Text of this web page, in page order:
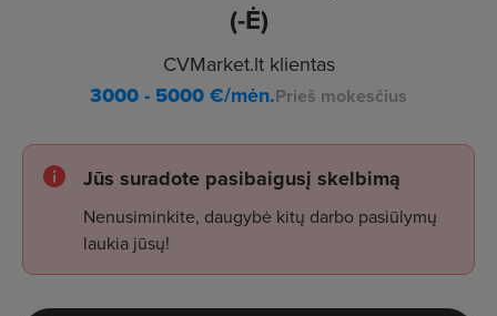
(-Ė)
CVMarket.lt klientas
3000 - 5000€/mėn.Prieš mokesčius
Jūs suradote pasibaigusį skelbimą
Nenusiminkite, daugybė kitų darbo pasiūlymų
laukia jūsų!